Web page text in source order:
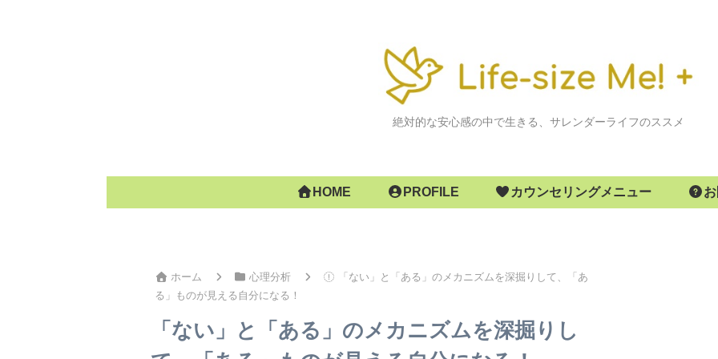
絶対的な安心感の中で生きる、サレンダーライフのススメ
HOME PROFILE カウンセリングメニュー
ホーム 心理分析
「ない」と「ある」のメカニズムを深掘りして、「あ
る」ものが見える自分になる！
「ない」と「ある」のメカニズムを深掘りし